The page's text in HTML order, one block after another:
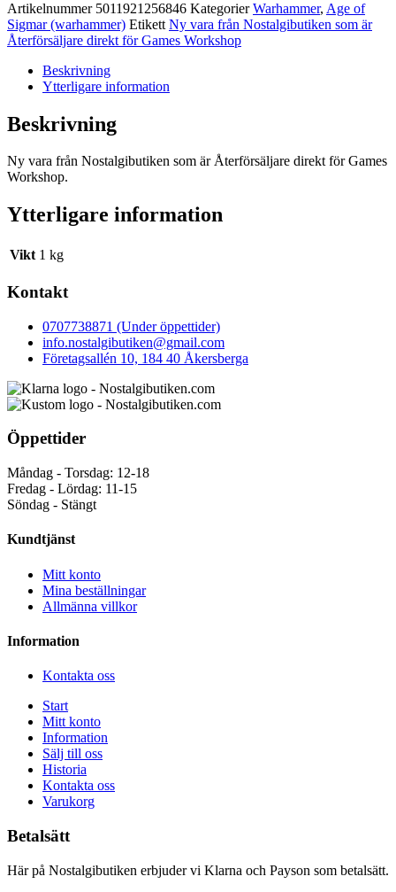
Artikelnummer 5011921256846 Kategorier Warhammer, Age of
Sigmar (warhammer) Etikett Ny vara från Nostalgibutiken som är
Återförsäljare direkt för Games Workshop
Beskrivning
Ytterligare information
Beskrivning
Ny vara från Nostalgibutiken som är Återförsäljare direkt för Games
Workshop.
Ytterligare information
Vikt 1 kg
Kontakt
0707738871 (Under öppettider)
info.nostalgibutiken@gmail.com
Företagsallén 10, 184 40 Åkersberga
Öppettider
Måndag - Torsdag: 12-18
Fredag - Lördag: 11-15
Söndag - Stängt
Kundtjänst
Mitt konto
Mina beställningar
Allmänna villkor
Information
Kontakta oss
Start
Mitt konto
Information
Sälj till oss
Historia
Kontakta oss
Varukorg
Betalsätt
Här på Nostalgibutiken erbjuder vi Klarna och Payson som betalsätt.